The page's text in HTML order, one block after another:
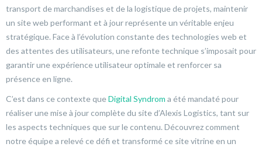
transport de marchandises et de la logistique de projets, maintenir
un site web performant et à jour représente un véritable enjeu
stratégique. Face à l’évolution constante des technologies web et
des attentes des utilisateurs, une refonte technique s’imposait pour
garantir une expérience utilisateur optimale et renforcer sa
présence en ligne.
C’est dans ce contexte queDigital Syndrom a été mandaté pour
réaliser une mise à jour complète du site d’Alexis Logistics, tant sur
les aspects techniques que sur le contenu. Découvrez comment
notre équipe a relevé ce défi et transformé ce site vitrine en un